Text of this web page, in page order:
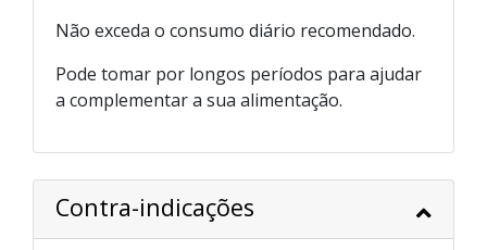
Não exceda o consumo diário recomendado.
Pode tomar por longos períodos para ajudar
a complementar a sua alimentação.
Contra-indicações